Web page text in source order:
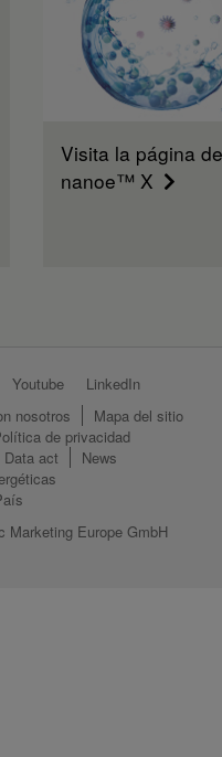
Visita la página de
nanoe™ X
Youtube
LinkedIn
nosotros
Mapa del sitio
de privacidad
Data act
News
Marketing Europe GmbH